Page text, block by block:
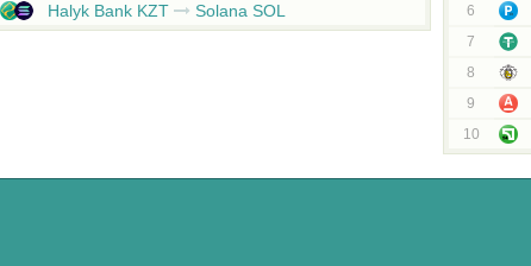
Halyk Bank KZT
Solana SOL 6
7
8
9
10